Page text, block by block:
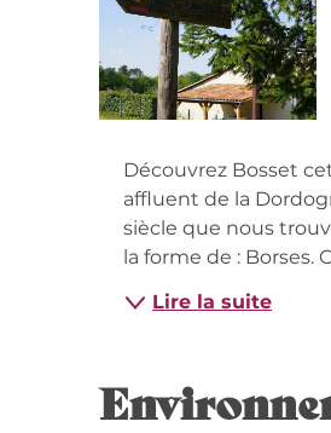
Découvrez Bosset
affluent de la
siècle que nous
la forme de : Borses.
Lire la suite